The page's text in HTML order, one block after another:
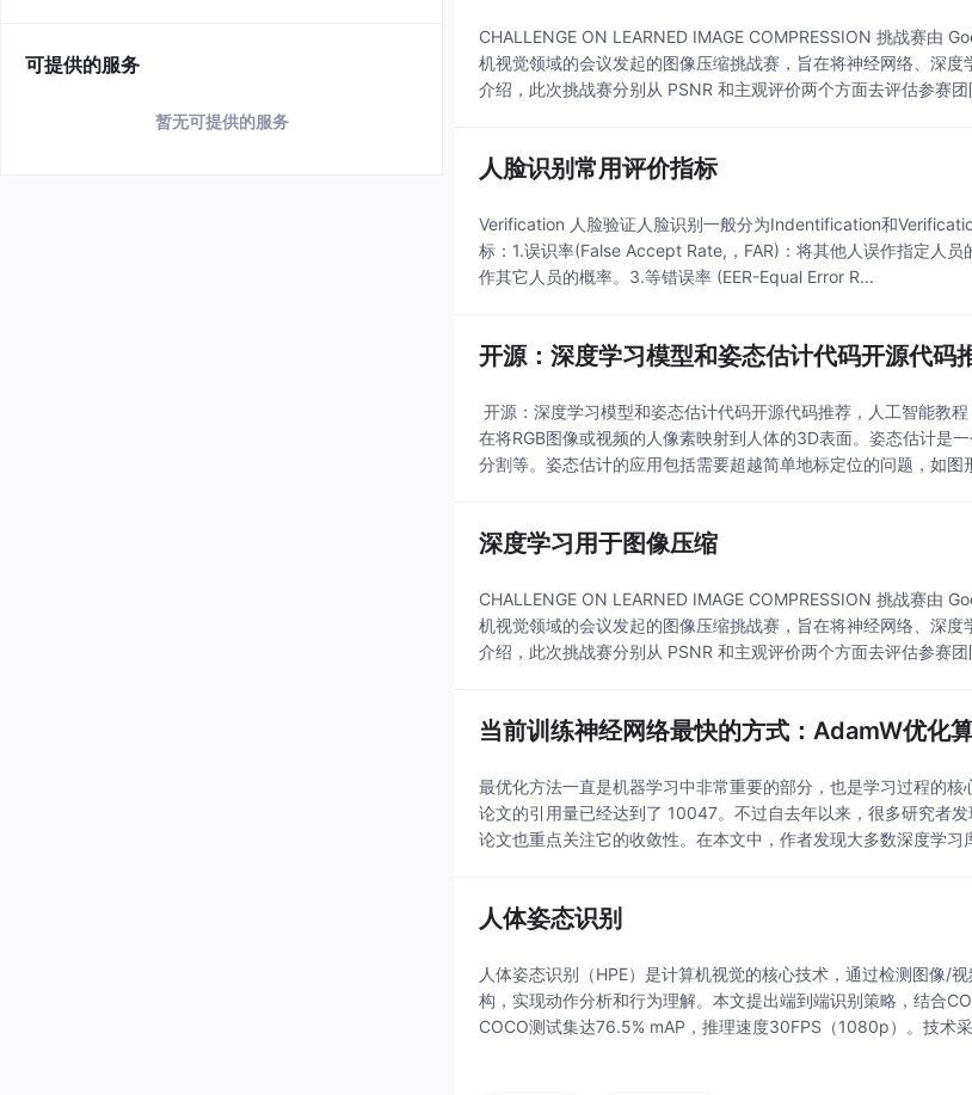
可提供的服务
暂无可提供的服务
CHALLENGE ON LEARNED IMAGE COMPRESSION 挑战赛由
机视觉领域的会议发起的图像压缩挑战赛，旨在将神经网络、深
介绍，此次挑战赛分别从 PSNR 和主观评价两个方面去评估参赛
人脸识别常用评价指标
Verification 人脸验证人脸识别一般分为Indentification和
标：1.误识率(False Accept Rate,，FAR)：将其他人误作指定人
作其它人员的概率。3.等错误率 (EER-Equal Error R...
开源：深度学习模型和姿态估计代码开源代码
开源：深度学习模型和姿态估计代码开源代码推荐，人工智能教
在将RGB图像或视频的人像素映射到人体的3D表面。姿态估计是
分割等。姿态估计的应用包括需要超越简单地标定位的问题，如
深度学习用于图像压缩
CHALLENGE ON LEARNED IMAGE COMPRESSION 挑战赛由
机视觉领域的会议发起的图像压缩挑战赛，旨在将神经网络、深
介绍，此次挑战赛分别从 PSNR 和主观评价两个方面去评估参赛
当前训练神经网络最快的方式：AdamW优化
最优化方法一直是机器学习中非常重要的部分，也是学习过程的
论文的引用量已经达到了 10047。不过自去年以来，很多研究者
论文也重点关注它的收敛性。在本文中，作者发现大多数深度学
人体姿态识别
人体姿态识别（HPE）是计算机视觉的核心技术，通过检测图像/
构，实现动作分析和行为理解。本文提出端到端识别策略，结合
COCO测试集达76.5% mAP，推理速度30FPS（1080p）。技术